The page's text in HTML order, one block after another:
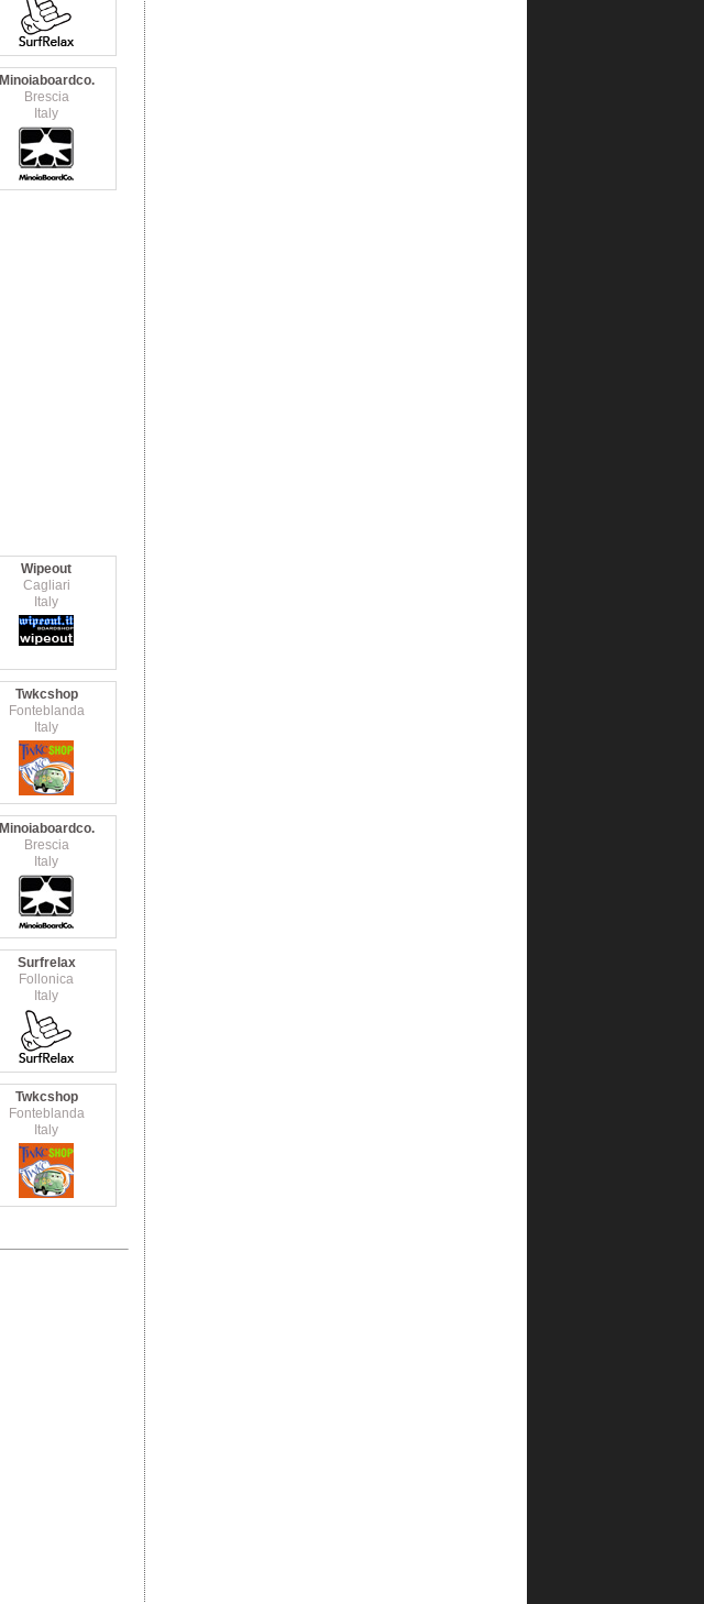
Minoiaboardco.
Brescia
Italy
Wipeout
Cagliari
Italy
Twkcshop
Fonteblanda
Italy
Minoiaboardco.
Brescia
Italy
Surfrelax
Follonica
Italy
Twkcshop
Fonteblanda
Italy